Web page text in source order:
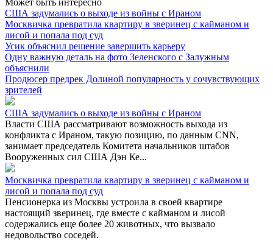
США задумались о выходе из войны с Ираном
Москвичка превратила квартиру в зверинец с кайманом и
лисой и попала под суд
Усик объяснил решение завершить карьеру
Одну важную деталь на фото Зеленского с Залужным
объяснили
Продюсер предрек Долиной популярность у сочувствующих
зрителей
США задумались о выходе из войны с Ираном
Власти США рассматривают возможность выхода из
конфликта с Ираном, такую позицию, по данным CNN,
занимает председатель Комитета начальников штабов
Вооруженных сил США Дэн Ке...
Москвичка превратила квартиру в зверинец с кайманом и
лисой и попала под суд
Пенсионерка из Москвы устроила в своей квартире
настоящий зверинец, где вместе с кайманом и лисой
содержались еще более 20 животных, что вызвало
недовольство соседей.